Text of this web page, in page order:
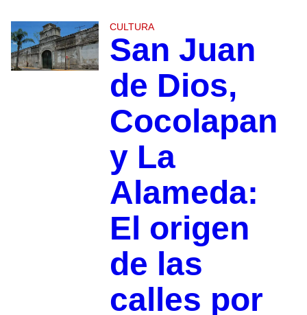
CULTURA
San Juan
de Dios,
Cocolapan
y La
Alameda:
El origen
de las
calles por